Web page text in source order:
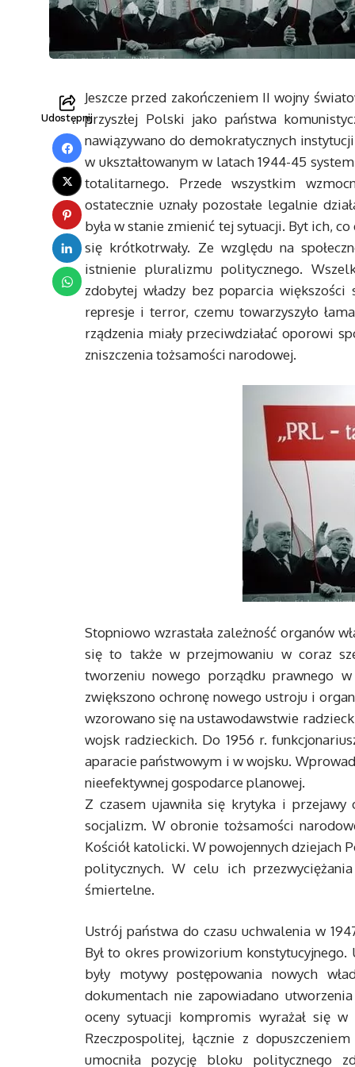
Udostępnij
Jeszcze przed zakończeniem II wojny
przyszłej Polski jako państwa
nawiązywano do demokratycznych
w ukształtowanym w latach 1944-45
totalitarnego. Przede wszystkim
ostatecznie uznały pozostałe legalnie
była w stanie zmienić tej sytuacji. Byt ich,
się krótkotrwały. Ze względu na
istnienie pluralizmu politycznego.
zdobytej władzy bez poparcia większości
represje i terror, czemu towarzyszyło
rządzenia miały przeciwdziałać oporowi
zniszczenia tożsamości narodowej.
Stopniowo wzrastała zależność organów
się to także w przejmowaniu w coraz
tworzeniu nowego porządku prawnego
zwiększono ochronę nowego ustroju i
wzorowano się na ustawodawstwie
wojsk radzieckich. Do 1956 r.
aparacie państwowym i w wojsku.
nieefektywnej gospodarce planowej.
Z czasem ujawniła się krytyka i
socjalizm. W obronie tożsamości
Kościół katolicki. W powojennych dziejach
politycznych. W celu ich
śmiertelne.
Ustrój państwa do czasu uchwalenia w
Był to okres prowizorium
były motywy postępowania nowych
dokumentach nie zapowiadano
oceny sytuacji kompromis wyrażał się
Rzeczpospolitej, łącznie z
umocniła pozycję bloku politycznego